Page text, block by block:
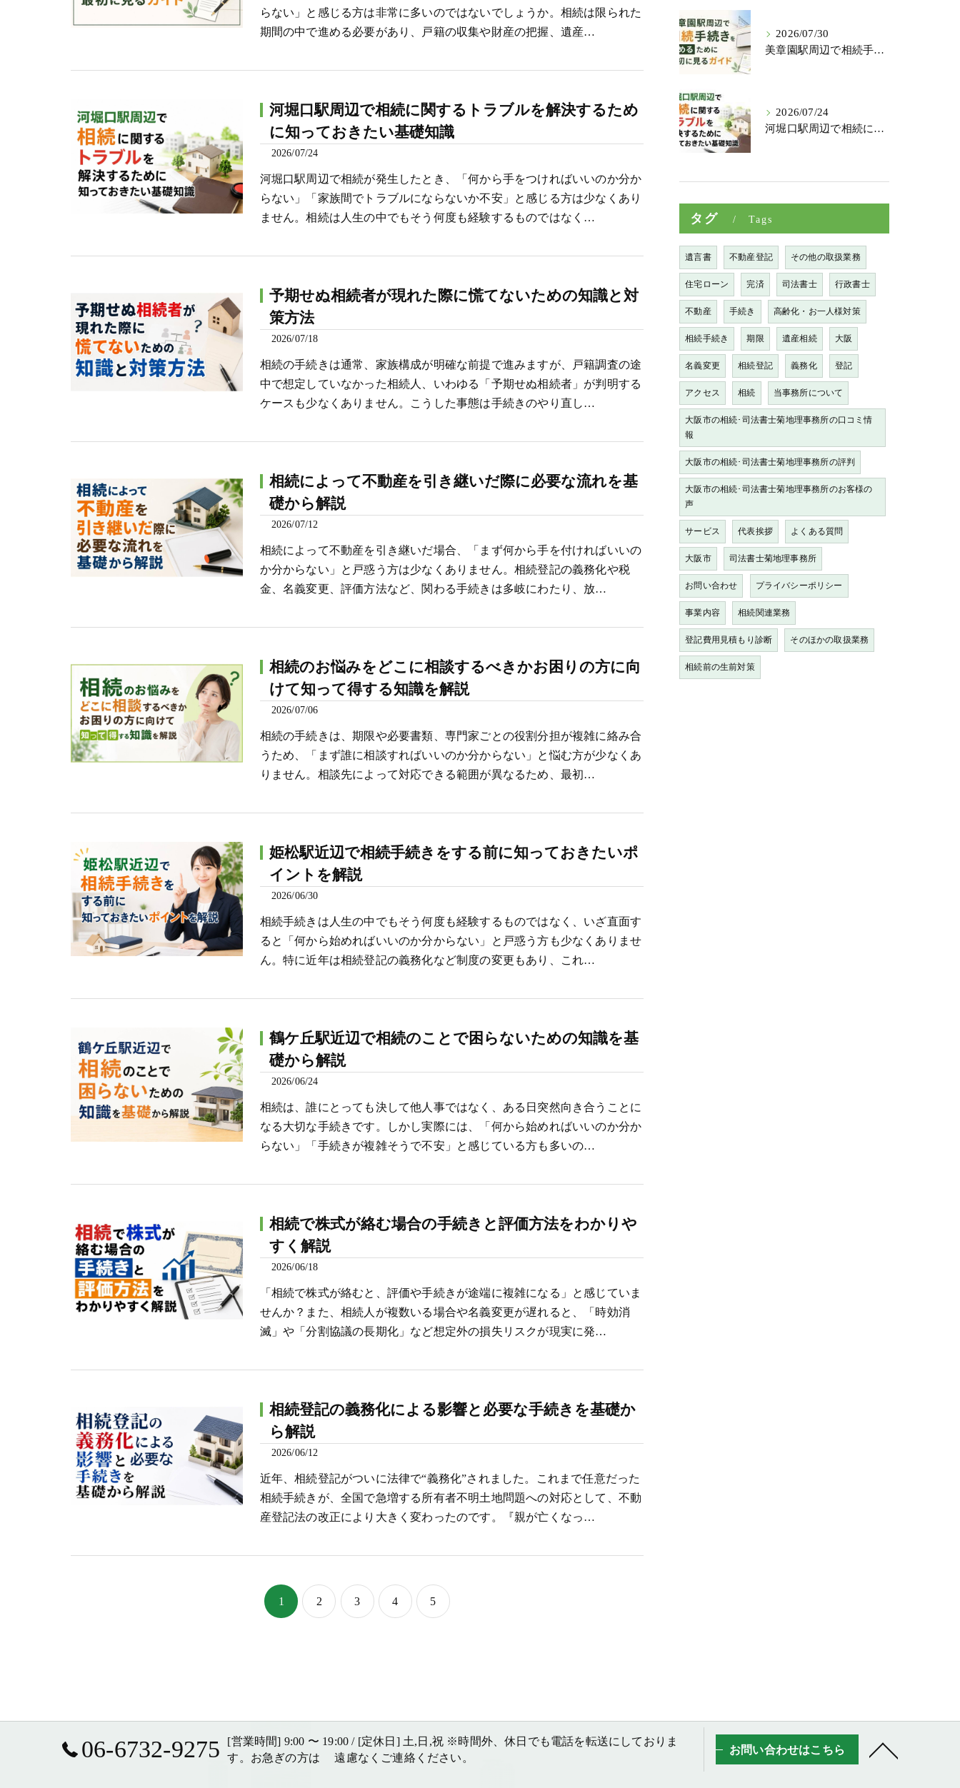
らない」と感じる方は非常に多いのではないでしょうか。相続は限られた
期間の中で進める必要があり、戸籍の収集や財産の把握、遺産…
河堀口駅周辺で相続に関するトラブルを解決するため
に知っておきたい基礎知識
2026/07/24
河堀口駅周辺で相続が発生したとき、「何から手をつければいいのか分か
らない」「家族間でトラブルにならないか不安」と感じる方は少なくあり
ません。相続は人生の中でもそう何度も経験するものではなく…
予期せぬ相続者が現れた際に慌てないための知識と対
策方法
2026/07/18
相続の手続きは通常、家族構成が明確な前提で進みますが、戸籍調査の途
中で想定していなかった相続人、いわゆる「予期せぬ相続者」が判明する
ケースも少なくありません。こうした事態は手続きのやり直し…
相続によって不動産を引き継いだ際に必要な流れを基
礎から解説
2026/07/12
相続によって不動産を引き継いだ場合、「まず何から手を付ければいいの
か分からない」と戸惑う方は少なくありません。相続登記の義務化や税
金、名義変更、評価方法など、関わる手続きは多岐にわたり、放…
相続のお悩みをどこに相談するべきかお困りの方に向
けて知って得する知識を解説
2026/07/06
相続の手続きは、期限や必要書類、専門家ごとの役割分担が複雑に絡み合
うため、「まず誰に相談すればいいのか分からない」と悩む方が少なくあ
りません。相談先によって対応できる範囲が異なるため、最初…
姫松駅近辺で相続手続きをする前に知っておきたいポ
イントを解説
2026/06/30
相続手続きは人生の中でもそう何度も経験するものではなく、いざ直面す
ると「何から始めればいいのか分からない」と戸惑う方も少なくありませ
ん。特に近年は相続登記の義務化など制度の変更もあり、これ…
鶴ケ丘駅近辺で相続のことで困らないための知識を基
礎から解説
2026/06/24
相続は、誰にとっても決して他人事ではなく、ある日突然向き合うことに
なる大切な手続きです。しかし実際には、「何から始めればいいのか分か
らない」「手続きが複雑そうで不安」と感じている方も多いの…
相続で株式が絡む場合の手続きと評価方法をわかりや
すく解説
2026/06/18
「相続で株式が絡むと、評価や手続きが途端に複雑になる」と感じていま
せんか？また、相続人が複数いる場合や名義変更が遅れると、「時効消
滅」や「分割協議の長期化」など想定外の損失リスクが現実に発…
相続登記の義務化による影響と必要な手続きを基礎か
ら解説
2026/06/12
近年、相続登記がついに法律で“義務化”されました。これまで任意だった
相続手続きが、全国で急増する所有者不明土地問題への対応として、不動
産登記法の改正により大きく変わったのです。『親が亡くなっ…
1 2 3 4 5
2026/07/30
美章園駅周辺で相続手続きを始めるために最初に見るガイド
2026/07/24
河堀口駅周辺で相続に関するトラブルを解決するために知っておきたい基礎知識
タグ Tags
遺言書 不動産登記 その他の取扱業務
住宅ローン 完済 司法書士 行政書士
不動産 手続き 高齢化・お一人様対策
相続手続き 期限 遺産相続 大阪
名義変更 相続登記 義務化 登記
アクセス 相続 当事務所について
大阪市の相続･司法書士菊地理事務所の口コミ情
報
大阪市の相続･司法書士菊地理事務所の評判
大阪市の相続･司法書士菊地理事務所のお客様の
声
サービス 代表挨拶 よくある質問
大阪市 司法書士菊地理事務所
お問い合わせ プライバシーポリシー
事業内容 相続関連業務
登記費用見積もり診断 そのほかの取扱業務
相続前の生前対策
06-6732-9275
[営業時間] 9:00 〜 19:00 / [定休日] 土,日,祝 ※時間外、休日でも電話を転送にしておりま
す。お急ぎの方は 遠慮なくご連絡ください。
お問い合わせはこちら